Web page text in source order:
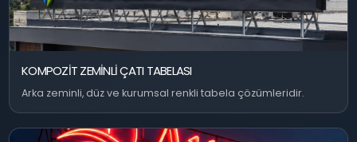
KOMPOZIT ZEMINLI ÇATI TABELASI
Arka zeminli, düz ve kurumsal renkli tabela çözümleridir.